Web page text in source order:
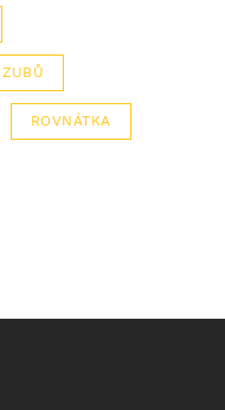
ROVNÁTKA